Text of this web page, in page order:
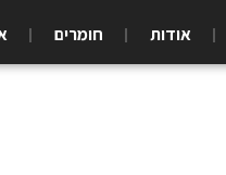
אודות חומרים